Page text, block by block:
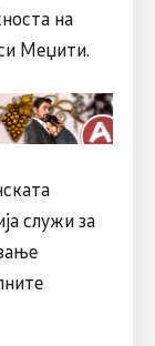
на
Меџити.
служи за